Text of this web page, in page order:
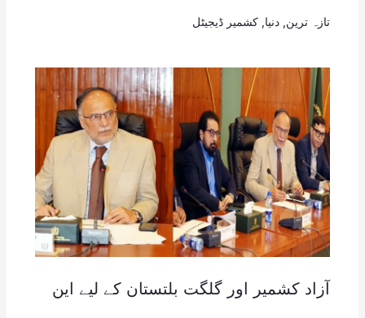
تازہ ترین, دنیا, کشمیر ڈیجیٹل
آزاد کشمیر اور گلگت بلتستان کے لیے این